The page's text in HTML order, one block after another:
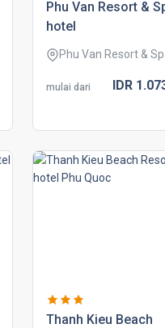
phu van resort &
hotel
Phu Van Resort &
mulai dari IDR
thanh kieu beach